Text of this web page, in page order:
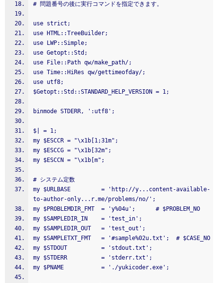
# 問題番号の後に実行コマンドを指定できます。
use strict;
use HTML::TreeBuilder;
use LWP::Simple;
use Getopt::Std;
use File::Path qw/make_path/;
use Time::HiRes qw/gettimeofday/;
use utf8;
$Getopt::Std::STANDARD_HELP_VERSION = 1;
binmode STDERR, ':utf8';
$| = 1;
my $ESCCR = "\x1b[1;31m";
my $ESCCG = "\x1b[32m";
my $ESCCN = "\x1b[m";
# システム定数
my $URLBASE         = 'http://y...content-available-
to-author-only...r.me/problems/no/';
my $PROBLEMDIR_FMT  = 'y%04u';      # $PROBLEM_NO
my $SAMPLEDIR_IN    = 'test_in';
my $SAMPLEDIR_OUT   = 'test_out';
my $SAMPLETXT_FMT   = '#sample%02u.txt';  # $CASE_NO
my $STDOUT          = 'stdout.txt';
my $STDERR          = 'stderr.txt';
my $PNAME           = './yukicoder.exe';